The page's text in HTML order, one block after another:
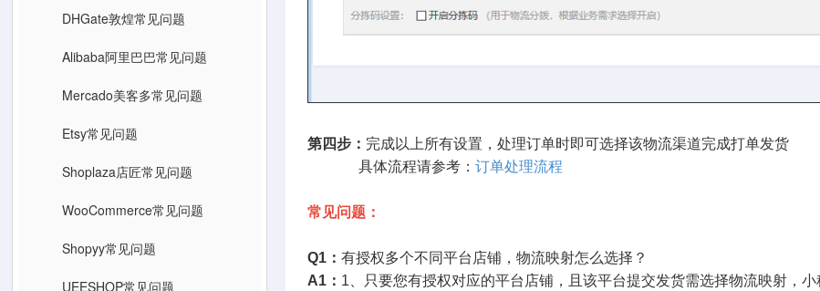
DHGate敦煌常见问题
Alibaba阿里巴巴常见问题
Mercado美客多常见问题
Etsy常见问题
Shoplaza店匠常见问题
WooCommerce常见问题
Shopyy常见问题
UEESHOP常见问题
第四步： 完成以上所有设置，处理订单时即可选择该物流渠道完成打单发货
具体流程请参考：订单处理流程
常见问题：
Q1：有授权多个不同平台店铺，物流映射怎么选择？
A1： 1、只要您有授权对应的平台店铺，且该平台提交发货需选择物流映射，